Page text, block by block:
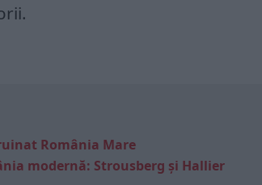
România Mare
modernă: Strousberg și Hallier